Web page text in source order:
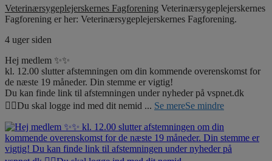
Veterinærsygeplejerskernes Fagforening Veterinærsygeplejerskernes
Fagforening er her: Veterinærsygeplejerskernes Fagforening.
4 uger siden
Hej medlem ✨✨
kl. 12.00 slutter afstemningen om din kommende overenskomst for
de næste 19 måneder. Din stemme er vigtig!
Du kan finde link til afstemningen under nyheder på vspnet.dk
☝🏼Du skal logge ind med dit nemid ... Se mereSe mindre